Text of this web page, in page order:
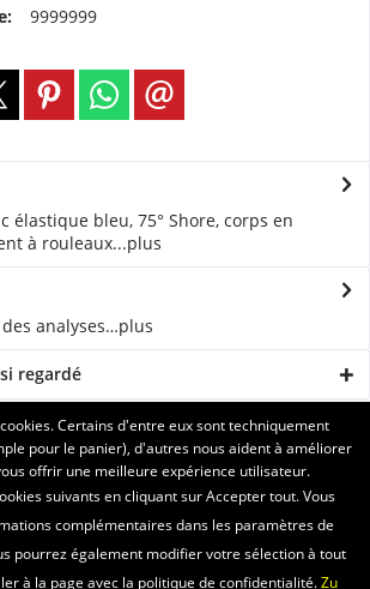
9999999
élastique bleu, 75° Shore, corps en
à rouleaux...plus
analyses…plus
regardé
Certains d'entre eux sont techniquement
pour le panier), d'autres nous aident à améliorer
offrir une meilleure expérience utilisateur.
suivants en cliquant sur Accepter tout. Vous
complémentaires dans les paramètres de
pourrez également modifier votre sélection à tout
à la page avec la politique de confidentialité.Zu